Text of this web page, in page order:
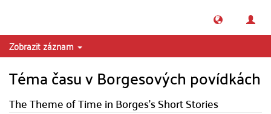
Zobrazit záznam
Téma času v Borgesových povídkách
The Theme of Time in Borges's Short Stories